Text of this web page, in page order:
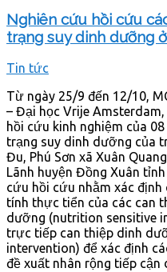
Nghiên cứu hồi cứu
trạng suy dinh dưỡng
Tin tức
Từ ngày 25/9 đến 12/10,
– Đại học Vrije
hồi cứu kinh nghiệm của
trạng suy dinh dưỡng của
Đu, Phú Sơn xã Xuân
Lãnh huyện Đồng Xuân
cứu hồi cứu nhằm xác
tính thực tiển của các can
dưỡng (nutrition sensitive
trực tiếp can thiệp dinh
intervention) để xác định
đề xuất nhân rộng tiếp